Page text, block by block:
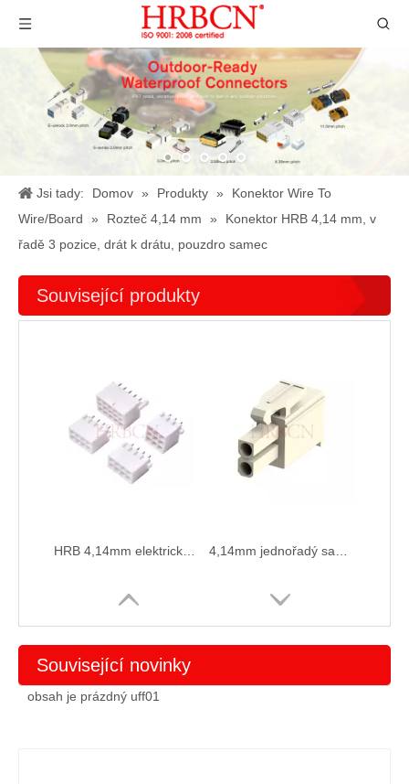
Jsi tady: Domov » Produkty »
Konektor Wire To
Wire/Board
» Rozteč 4,14 mm »
Konektor HRB 4,14 mm, v
řadě 3 pozice, drát k drátu, pouzdro samec
Související produkty
Související novinky
obsah je prázdný uff01